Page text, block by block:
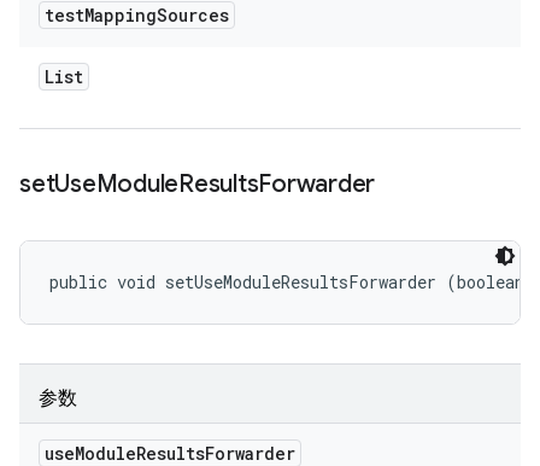
testMappingSources
List
setUseModuleResultsForwarder
public void setUseModuleResultsForwarder (boolean
参数
useModuleResultsForwarder